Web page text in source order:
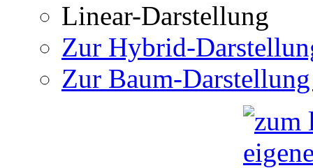
Linear-Darstellung
Zur Hybrid-
Zur Baum-